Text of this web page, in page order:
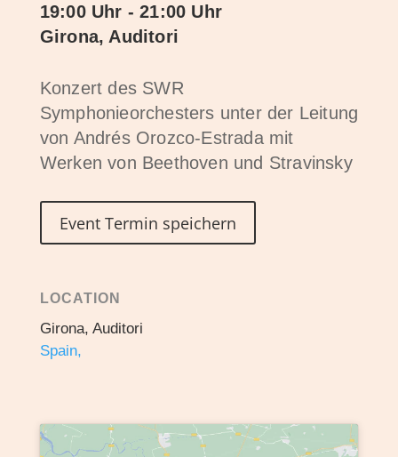
19:00 Uhr - 21:00 Uhr
Girona, Auditori
Konzert des SWR
Symphonieorchesters unter der Leitung
von Andrés Orozco-Estrada mit
Werken von Beethoven und Stravinsky
Event Termin speichern
LOCATION
Girona, Auditori
Spain,